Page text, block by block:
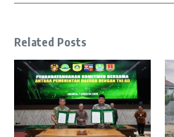
Related Posts